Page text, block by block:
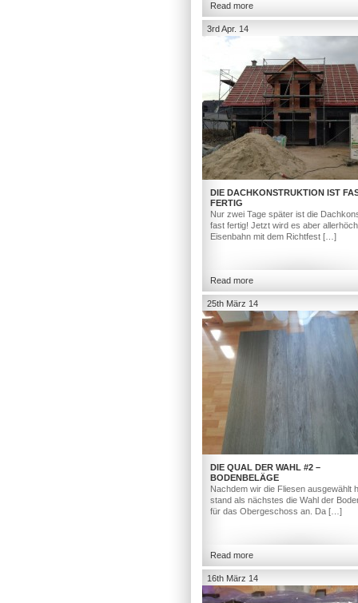
Read more
3rd Apr. 14
DIE DACHKONSTRUKTION IST
FERTIG
Nur zwei Tage später ist die
fast fertig! Jetzt wird es aber
Eisenbahn mit dem Richtfest […]
Read more
25th März 14
DIE QUAL DER WAHL #2 –
BODENBELÄGE
Nachdem wir die Fliesen ausgewählt
stand als nächstes die Wahl der
für das Obergeschoss an. Da […]
Read more
16th März 14